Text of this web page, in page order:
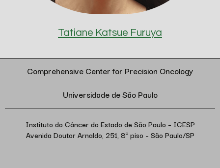
Tatiane Katsue Furuya
Comprehensive Center for Precision Oncology
Universidade de São Paulo
Instituto do Câncer do Estado de São Paulo – ICESP
Avenida Doutor Arnaldo, 251, 8º piso – São Paulo/SP